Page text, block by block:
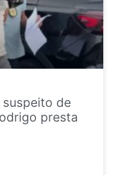
de
presta